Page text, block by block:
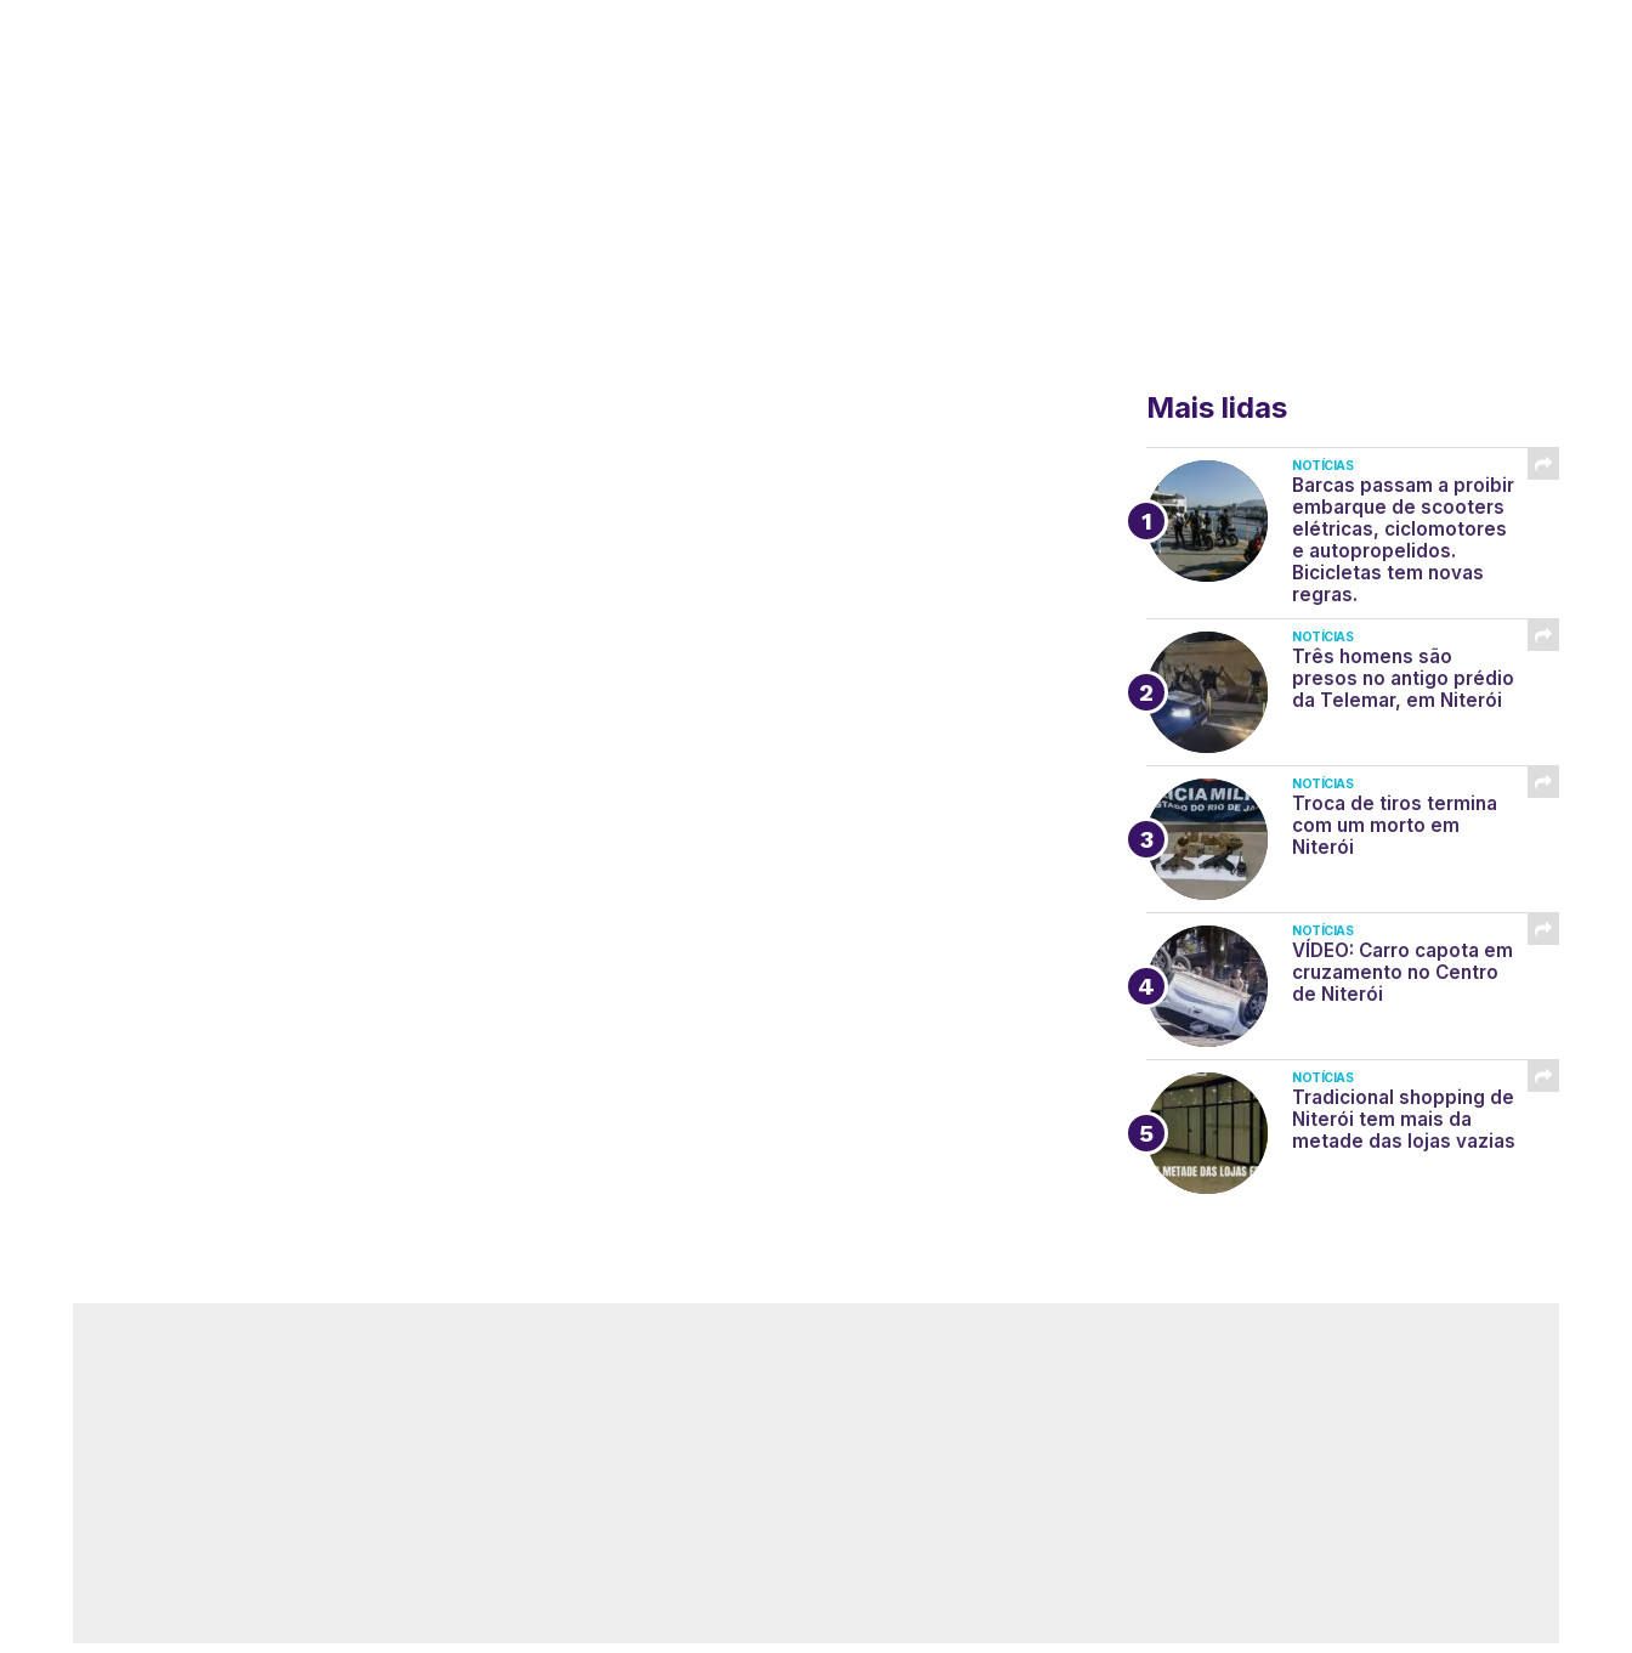
Mais lidas
NOTÍCIAS
Barcas passam a proibir
embarque de scooters
elétricas, ciclomotores
e autopropelidos.
Bicicletas tem novas
regras.
NOTÍCIAS
Três homens são
presos no antigo prédio
da Telemar, em Niterói
NOTÍCIAS
Troca de tiros termina
com um morto em
Niterói
NOTÍCIAS
VÍDEO: Carro capota em
cruzamento no Centro
de Niterói
NOTÍCIAS
Tradicional shopping de
Niterói tem mais da
metade das lojas vazias